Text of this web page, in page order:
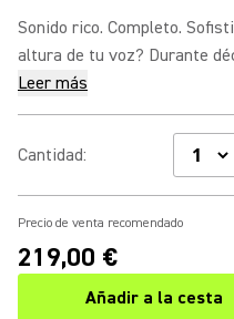
Sonido rico. Completo.
altura de tu voz? Durante
Leer más
Cantidad:
Precio de venta recomendado
219,00 €
Añadir a la cesta